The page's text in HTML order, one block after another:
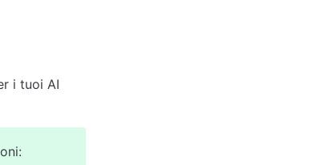
i tuoi AI